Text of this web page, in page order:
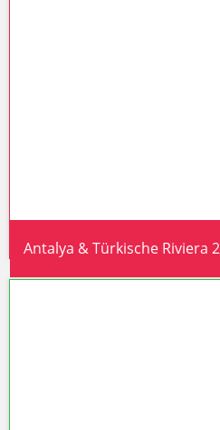
Antalya & Türkische Riviera